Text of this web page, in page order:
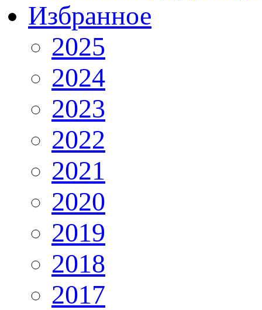
Избранное
2025
2024
2023
2022
2021
2020
2019
2018
2017